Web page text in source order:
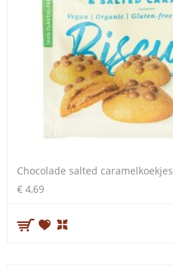
Chocolade salted caramelkoekjes
€ 4,69